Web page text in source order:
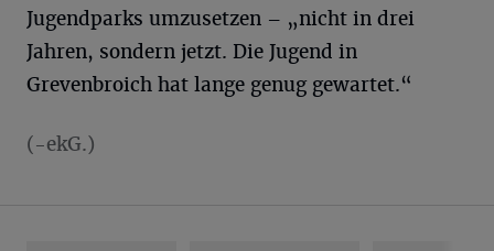
Jugendparks umzusetzen – „nicht in drei
Jahren, sondern jetzt. Die Jugend in
Grevenbroich hat lange genug gewartet.“
(-ekG.)